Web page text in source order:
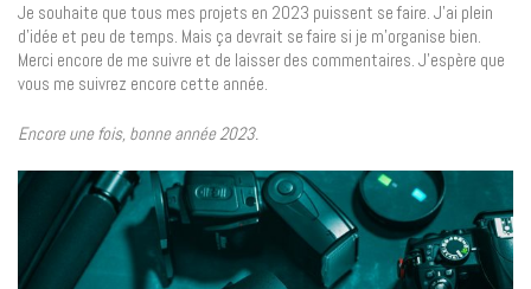
Je souhaite que tous mes projets en 2023 puissent se faire. J’ai plein
d’idée et peu de temps. Mais ça devrait se faire si je m’organise bien.
Merci encore de me suivre et de laisser des commentaires. J’espère que
vous me suivrez encore cette année.
Encore une fois, bonne année 2023.